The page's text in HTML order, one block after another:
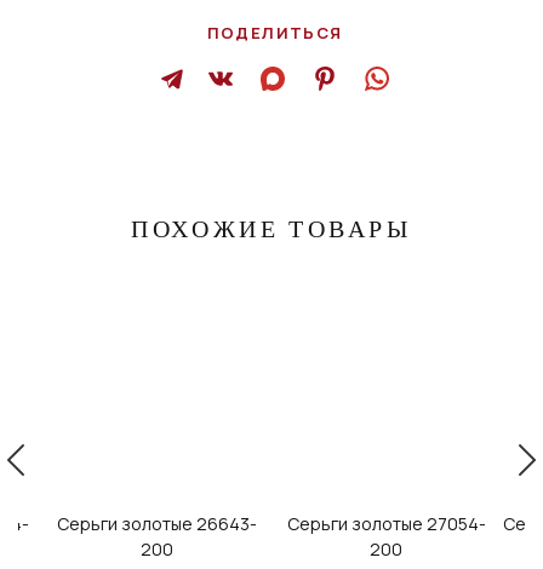
ПОДЕЛИТЬСЯ
ПОХОЖИЕ ТОВАРЫ
Серьги золотые 26643-
200
Серьги золотые 27054-
200